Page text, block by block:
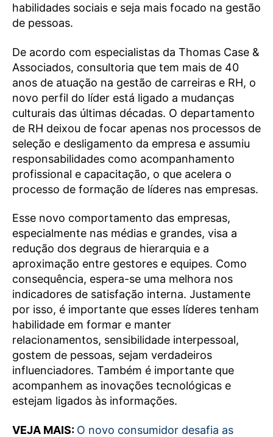
habilidades sociais e seja mais focado na gestão
de pessoas.
De acordo com especialistas da Thomas Case &
Associados, consultoria que tem mais de 40
anos de atuação na gestão de carreiras e RH, o
novo perfil do líder está ligado a mudanças
culturais das últimas décadas. O departamento
de RH deixou de focar apenas nos processos de
seleção e desligamento da empresa e assumiu
responsabilidades como acompanhamento
profissional e capacitação, o que acelera o
processo de formação de líderes nas empresas.
Esse novo comportamento das empresas,
especialmente nas médias e grandes, visa a
redução dos degraus de hierarquia e a
aproximação entre gestores e equipes. Como
consequência, espera-se uma melhora nos
indicadores de satisfação interna. Justamente
por isso, é importante que esses líderes tenham
habilidade em formar e manter
relacionamentos, sensibilidade interpessoal,
gostem de pessoas, sejam verdadeiros
influenciadores. Também é importante que
acompanhem as inovações tecnológicas e
estejam ligados às informações.
VEJA MAIS: O novo consumidor desafia as